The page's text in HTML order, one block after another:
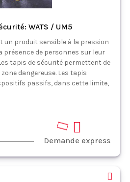
WATS / UM5
un produit sensible à la pression
présence de personnes sur leur
tapis de sécurité permettent de
dangereuse. Les tapis
passifs, dans cette limite,
Demande express